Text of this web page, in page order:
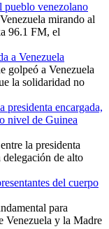
pueblo venezolano
mirando al
96.1 FM, el
a Venezuela
golpeó a Venezuela
la solidaridad no
presidenta encargada,
nivel de Guinea
la presidenta
de alto
del cuerpo
para
Venezuela y la Madre